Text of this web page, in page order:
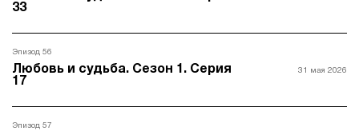
33
Эпизод 56
Любовь и судьба. Сезон 1. Серия
17
31 мая 2026
Эпизод 57